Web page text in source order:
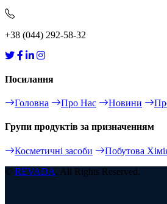
+38 (044) 292-58-32
Посилання
Головна Про Нас Новини
Групи продуктів за призначенням
Косметичні засоби Побутова
© REVADA. All Rights Reserved.